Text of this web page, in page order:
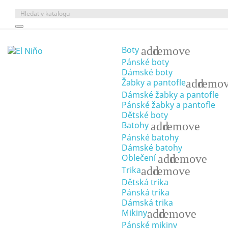
Boty addremove
Pánské boty
Dámské boty
Žabky a pantofleadd
Dámské žabky a pantofle
Pánské žabky a pantofle
Dětské boty
Batohy addremove
Pánské batohy
Dámské batohy
Oblečení addremove
Trikaaddremove
Dětská trika
Pánská trika
Dámská trika
Mikinyaddremove
Pánské mikiny